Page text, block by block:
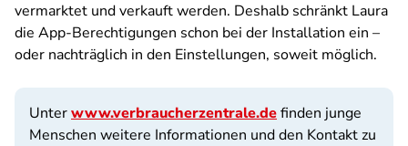
vermarktet und verkauft werden. Deshalb schränkt Laura
die App-Berechtigungen schon bei der Installation ein –
oder nachträglich in den Einstellungen, soweit möglich.
Unterwww.verbraucherzentrale.definden junge
Menschen weitere Informationen und den Kontakt zu